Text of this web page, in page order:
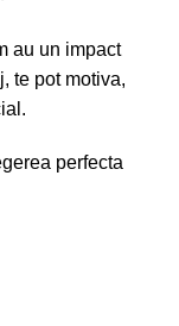
au un impact
te pot motiva,
perfecta